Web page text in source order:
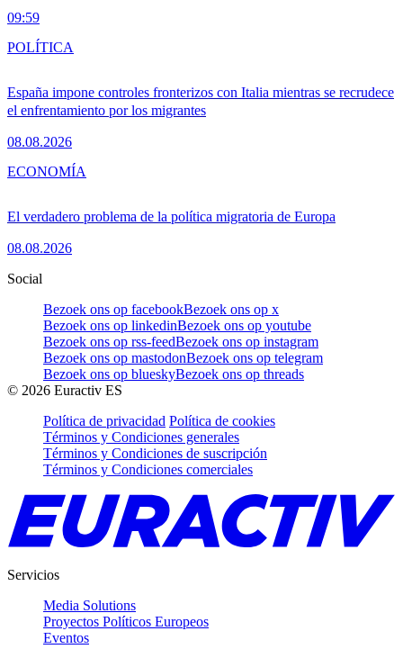
09:59
España impone controles fronterizos con Italia mientras se recrudece
el enfrentamiento por los migrantes
08.08.2026
POLÍTICA
El verdadero problema de la política migratoria de Europa
08.08.2026
ECONOMÍA
Social
Bezoek ons op facebookBezoek ons op x
Bezoek ons op linkedinBezoek ons op youtube
Bezoek ons op rss-feedBezoek ons op instagram
Bezoek ons op mastodonBezoek ons op telegram
Bezoek ons op blueskyBezoek ons op threads
© 2026 Euractiv ES
Política de privacidad Política de cookies
Términos y Condiciones generales
Términos y Condiciones de suscripción
Términos y Condiciones comerciales
Servicios
Media Solutions
Proyectos Políticos Europeos
Eventos